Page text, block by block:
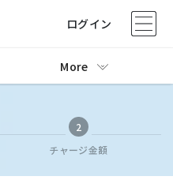
ログイン
More
2
チャージ金額